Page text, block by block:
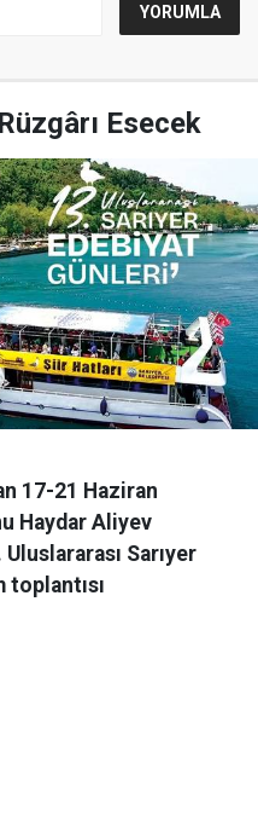
Esecek
17-21 Haziran
Haydar Aliyev
Sarıyer
toplantısı